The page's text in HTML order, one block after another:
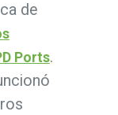
de
Ports.